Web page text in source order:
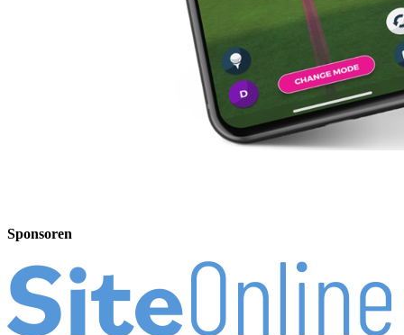
Sponsoren